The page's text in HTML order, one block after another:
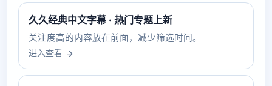
久久经典中文字幕 · 热门专题上新
关注度高的内容放在前面，减少筛选时间。
进入查看